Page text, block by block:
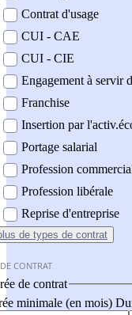
Contrat d'usage
CUI - CAE
CUI - CIE
Engagement à servir
Franchise
Insertion par
Portage salarial
Profession
Profession libérale
Reprise d'entreprise
de types de contrat
CONTRAT
de contrat
minimale (en mois)